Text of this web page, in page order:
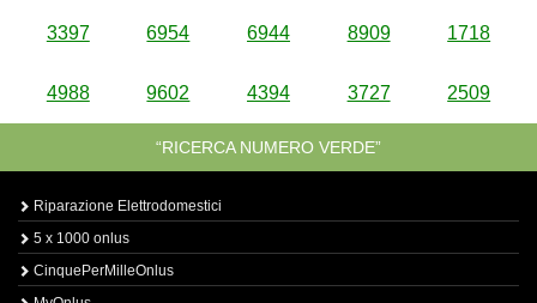
3397 6954 6944 8909 1718
4988 9602 4394 3727 2509
“RICERCA NUMERO VERDE”
Riparazione Elettrodomestici
5 x 1000 onlus
CinquePerMilleOnlus